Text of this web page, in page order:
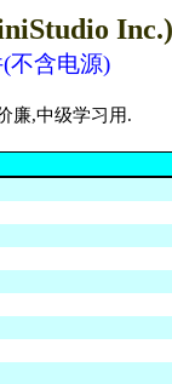
Inc.)
不含电源)
廉,中级学习用.